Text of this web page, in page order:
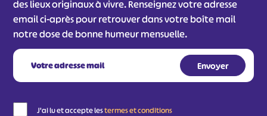
des lieux originaux à vivre. Renseignez votre adresse
email ci-après pour retrouver dans votre boîte mail
notre dose de bonne humeur mensuelle.
J'ai lu et accepte lestermes et conditions